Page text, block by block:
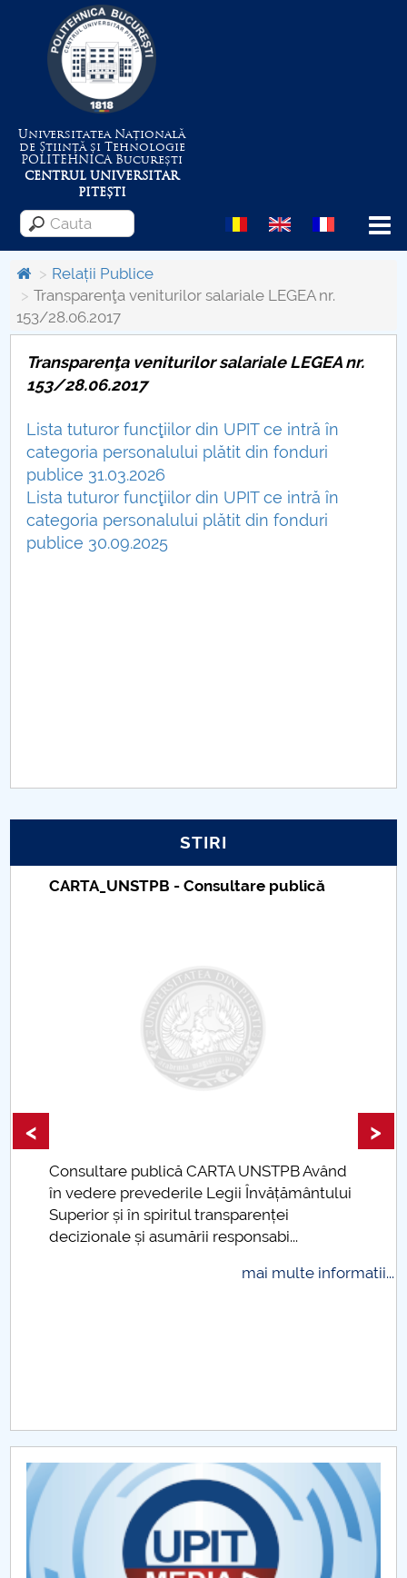
Universitatea Națională
de Știință și Tehnologie
POLITEHNICABucurești
CENTRUL UNIVERSITAR
PITEȘTI
Menu
Despre Universitate
Centrul de Management al Proiectelor
Nr. de telefon si adrese Facultăți
Admitere
Români de pretutindeni - ADMITERE
Proiect PRIM STUD
Protecția datelor personale
UNIVERSITATE pentru comunitate
IOSUD/CSUD-Doctorate
Comisie de etica unversitară
Accesibilitate pentru studenții cu dizabilități
Raportul Conducerii Centrului Universitar Pitești
privind implementarea Planului Operațional 2020-
Chestionar angajabilitate ALUMNI – UPB
CAR2026
MENIU CANTINA
Protecția datelor personale
Relații Publice
Transparenţa veniturilor salariale LEGEA nr.
153/28.06.2017
Transparenţa veniturilor salariale LEGEA nr.
153/28.06.2017
Lista tuturor funcţiilor din UPIT ce intră în
categoria personalului plătit din fonduri
publice 31.03.2026
Lista tuturor funcţiilor din UPIT ce intră în
categoria personalului plătit din fonduri
publice 30.09.2025
STIRI
CARTA_UNSTPB - Consultare publică
Consultare publică CARTA UNSTPB Având
în vedere prevederile Legii Învățământului
Superior și în spiritul transparenței
decizionale și asumării responsabi...
mai multe informatii...
< >